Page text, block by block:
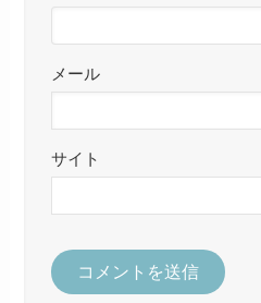
メール
サイト